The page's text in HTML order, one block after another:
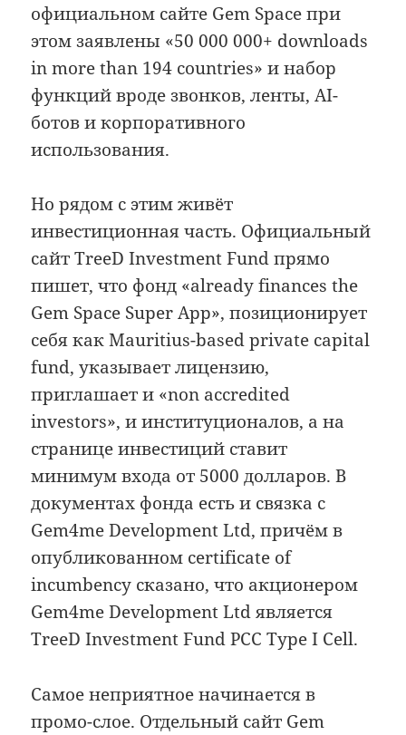
официальном сайте Gem Space при
этом заявлены «50 000 000+ downloads
in more than 194 countries» и набор
функций вроде звонков, ленты, AI-
ботов и корпоративного
использования.
Но рядом с этим живёт
инвестиционная часть. Официальный
сайт TreeD Investment Fund прямо
пишет, что фонд «already finances the
Gem Space Super App», позиционирует
себя как Mauritius-based private capital
fund, указывает лицензию,
приглашает и «non accredited
investors», и институционалов, а на
странице инвестиций ставит
минимум входа от 5000 долларов. В
документах фонда есть и связка с
Gem4me Development Ltd, причём в
опубликованном certificate of
incumbency сказано, что акционером
Gem4me Development Ltd является
TreeD Investment Fund PCC Type I Cell.
Самое неприятное начинается в
промо-слое. Отдельный сайт Gem